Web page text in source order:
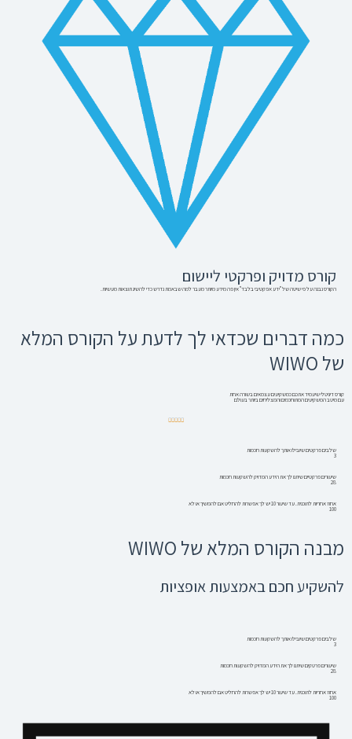
קורס מדויק ופרקטי ליישום
הקורס נבנה על פי שיטה של "ידע אפקטיבי בלבד" אין פה מידע מיותר מעבר למה שבאמת נדרש כדי להשיג תוצאות מעשיות.
כמה דברים שכדאי לך לדעת על הקורס המלא
של WIWO
קורס דיגיטלי שיעמיד אתכם כמשקיעים עצמאים בשורה אחת
עם מיטב המשקיעים המתוחכמים והמצליחים ביותר בעולם





4.88/5
שלבים פרקטים שיובילו אותך להשקעות חכמות
3
שיעורים פרקטיים שיתנו לך את הידע המדויק להשקעות חכמות
28
אחוז אחריות לתוכנית. עד שיעור 10 יש לך אפשרות להחליט אם להמשיך או לא
100
מבנה הקורס המלא של WIWO
להשקיע חכם באמצעות אופציות
שלבים פרקטים שיובילו אותך להשקעות חכמות
3
שיעורים פרטקים שיתנו לך את הידע המדויק להשקעות חכמות
28
אחוז אחריות לתוכנית. עד שיעור 10 יש לך אפשרות להחליט אם להמשיך או לא
100